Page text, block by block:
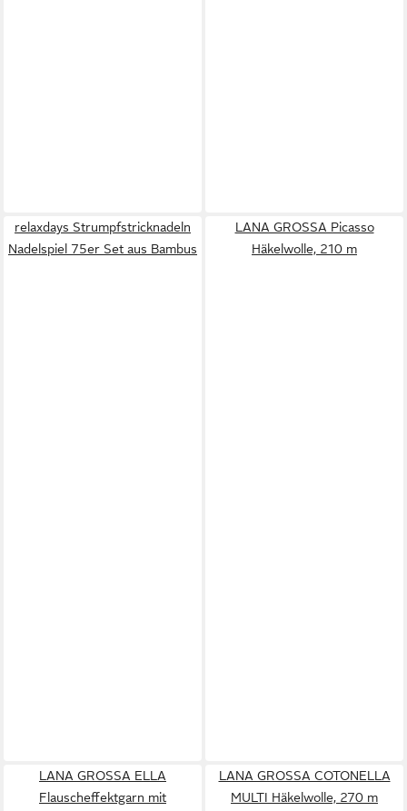
relaxdays Strumpfstricknadeln
Nadelspiel 75er Set aus Bambus
LANA GROSSA Picasso
Häkelwolle, 210 m
LANA GROSSA ELLA
Flauscheffektgarn mit
LANA GROSSA COTONELLA
MULTI Häkelwolle, 270 m